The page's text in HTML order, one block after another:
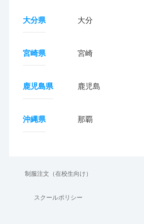
大分県 大分
宮崎県 宮崎
鹿児島県 鹿児島
沖縄県 那覇
制服注文（在校生向け）
スクールポリシー